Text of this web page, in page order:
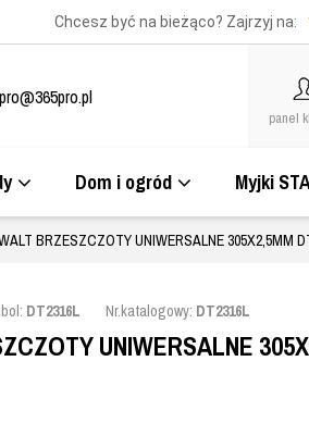
Chcesz być na bieżąco? Zajrzyj na:
panel
Dom i ogród Myjki
BRZESZCZOTY UNIWERSALNE 305X2,5MM
DT2316L Nr.katalogowy: DT2316L
UNIWERSALNE